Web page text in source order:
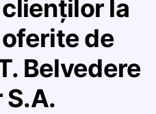
la
de
Belvedere
S.A.